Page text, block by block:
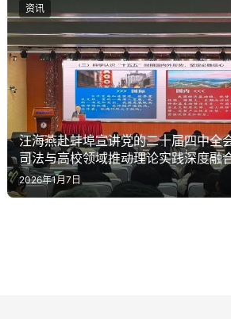
汪海燕赴蚌埠宣讲党的二十届四中全
司法与高校领域推动理论实践深度融
2026年1月7日
资讯